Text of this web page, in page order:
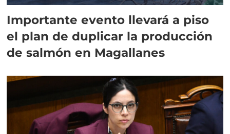
Importante evento llevará a piso
el plan de duplicar la producción
de salmón en Magallanes